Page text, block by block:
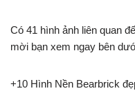
Có 41 hình ảnh liên quan
mời bạn xem ngay bên
+10 Hình Nền Bearbrick